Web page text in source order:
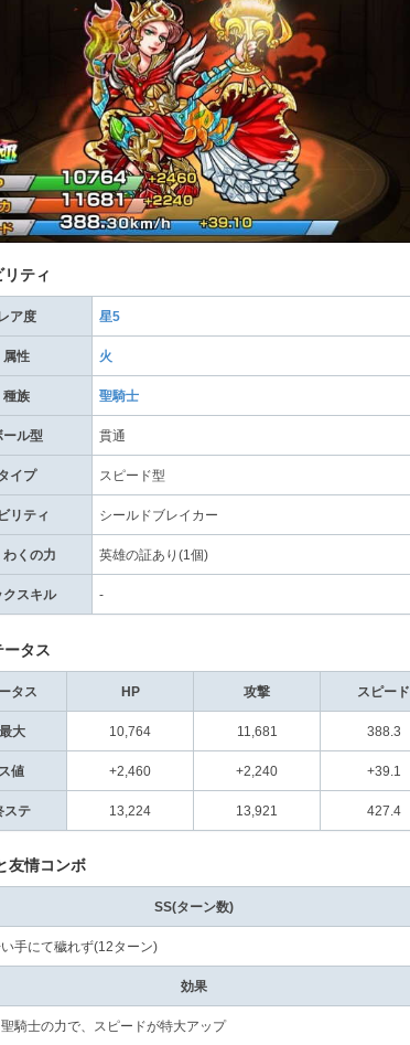
リティ
レア度 星5
属性 火
種族 聖騎士
ール型 貫通
イプ スピード型
リティ シールドブレイカー
わくの力 英雄の証あり(1個)
クスキル -
ータス
タス HP 攻撃 スピード
大 10,764 11,681 388.3
値 +2,460 +2,240 +39.1
ステ 13,224 13,921 427.4
友情コンボ
SS(ターン数)
手にて穢れず(12ターン)
効果
騎士の力で、スピードが特大アップ